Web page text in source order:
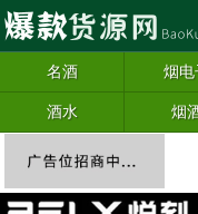
名酒 烟电
酒水 烟